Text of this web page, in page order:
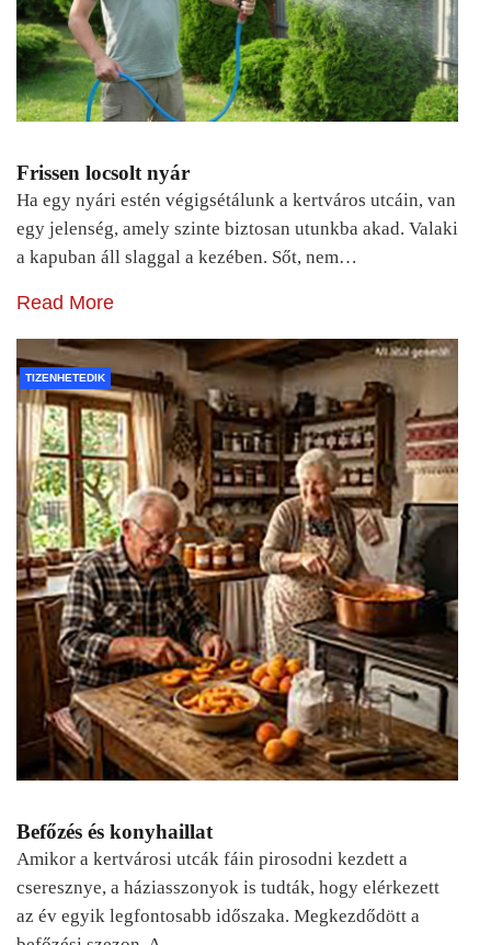
Frissen locsolt nyár
Ha egy nyári estén végigsétálunk a kertváros utcáin, van
egy jelenség, amely szinte biztosan utunkba akad. Valaki
a kapuban áll slaggal a kezében. Sőt, nem…
Read More
TIZENHETEDIK
Befőzés és konyhaillat
Amikor a kertvárosi utcák fáin pirosodni kezdett a
cseresznye, a háziasszonyok is tudták, hogy elérkezett
az év egyik legfontosabb időszaka. Megkezdődött a